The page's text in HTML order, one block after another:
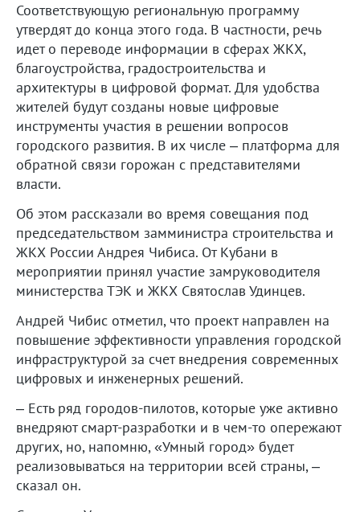
Соответствующую региональную программу
утвердят до конца этого года. В частности, речь
идет о переводе информации в сферах ЖКХ,
благоустройства, градостроительства и
архитектуры в цифровой формат. Для удобства
жителей будут созданы новые цифровые
инструменты участия в решении вопросов
городского развития. В их числе – платформа для
обратной связи горожан с представителями
власти.
Об этом рассказали во время совещания под
председательством замминистра строительства и
ЖКХ России Андрея Чибиса. От Кубани в
мероприятии принял участие замруководителя
министерства ТЭК и ЖКХ Святослав Удинцев.
Андрей Чибис отметил, что проект направлен на
повышение эффективности управления городской
инфраструктурой за счет внедрения современных
цифровых и инженерных решений.
– Есть ряд городов-пилотов, которые уже активно
внедряют смарт-разработки и в чем-то опережают
других, но, напомню, «Умный город» будет
реализовываться на территории всей страны, –
сказал он.